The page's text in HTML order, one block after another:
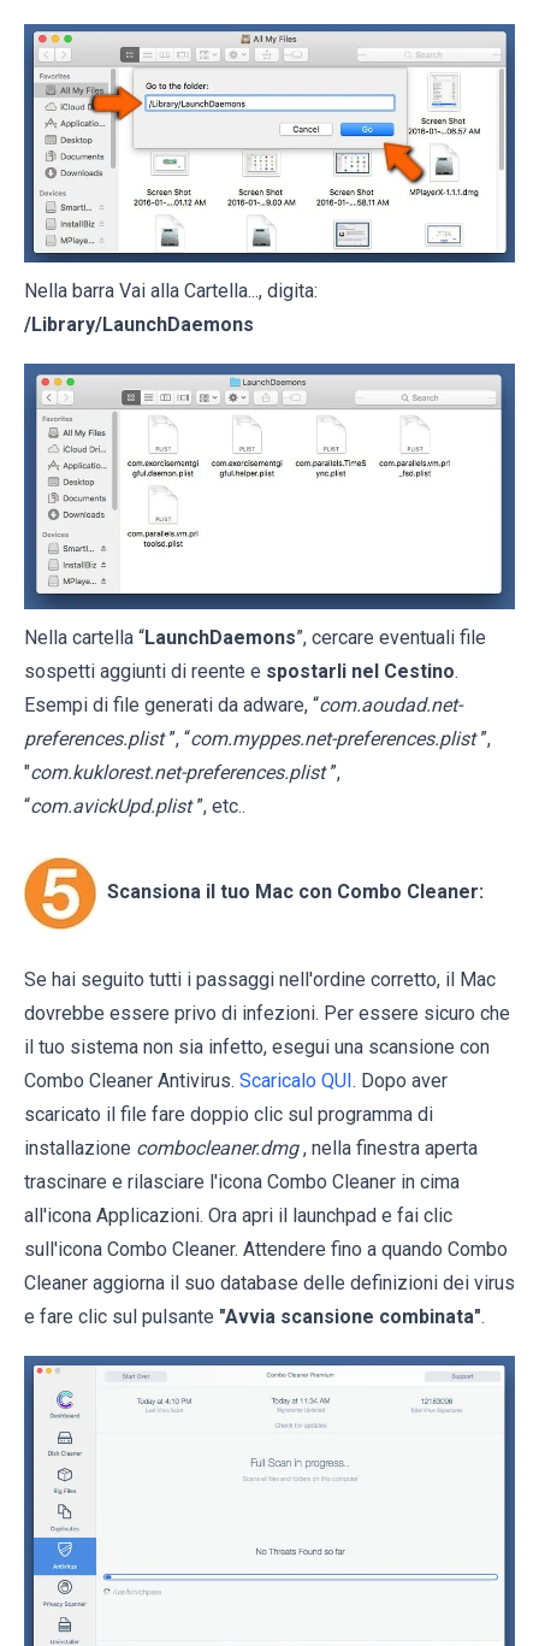
Nella barra Vai alla Cartella..., digita:
/Library/LaunchDaemons
Nella cartella “LaunchDaemons”, cercare eventuali file
sospetti aggiunti di reente e spostarli nel Cestino.
Esempi di file generati da adware, “com.aoudad.net-
preferences.plist ”, “com.myppes.net-preferences.plist ”,
"com.kuklorest.net-preferences.plist ”,
“com.avickUpd.plist ”, etc..
Scansiona il tuo Mac con Combo Cleaner:
Se hai seguito tutti i passaggi nell'ordine corretto, il Mac
dovrebbe essere privo di infezioni. Per essere sicuro che
il tuo sistema non sia infetto, esegui una scansione con
Combo Cleaner Antivirus. Scaricalo QUI. Dopo aver
scaricato il file fare doppio clic sul programma di
installazione combocleaner.dmg , nella finestra aperta
trascinare e rilasciare l'icona Combo Cleaner in cima
all'icona Applicazioni. Ora apri il launchpad e fai clic
sull'icona Combo Cleaner. Attendere fino a quando Combo
Cleaner aggiorna il suo database delle definizioni dei virus
e fare clic sul pulsante "Avvia scansione combinata".